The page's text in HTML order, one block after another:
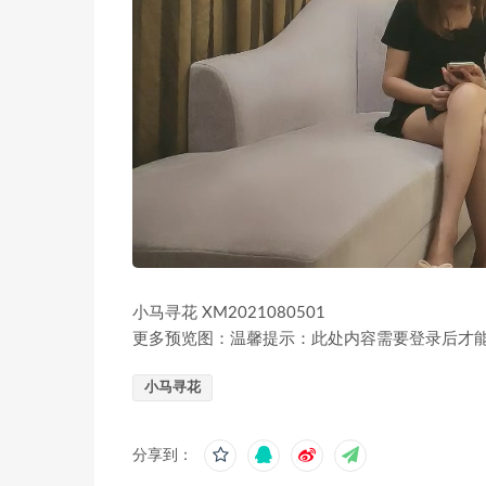
小马寻花 XM2021080501
更多预览图：温馨提示：此处内容需要登录后才
小马寻花
分享到：